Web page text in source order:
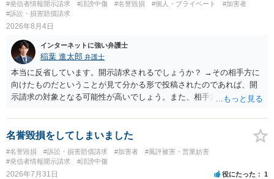
#発信者情報開示請求 #誹謗中傷 #名誉毀損 #個人・プライベート
#加害者
#訴訟・損害賠償請求
2026年8月4日
インターネットに強い弁護士
稲葉 進太郎 弁護士
本当に反省しています。開示請求されるでしょうか？ →その相手方に
向けたものだということが見て分かる形で投稿されたのであれば、開
示請求の対象となる可能性が高いでしょう。また、相手方の投稿した
と存じます。発信者情報開示請求が進むと、投稿に使った回線の契約
者のところに、意見照会がなされます。アカウント情報開示の場合
は、アカウントの登録メールに意見照会がなされます。 また、された
場合賠償金はいくらでしょうか。 →ケースバイケースであり、数万円
から１００万単位まで様々でしょう。裁判外であれば交渉して相手方
名誉毀損をしてしまいました
#名誉毀損 #訴訟・損害賠償請求 #加害者
#風評被害・営業妨害
#発信者情報開示請求
#誹謗中傷
2026年7月31日 役にたった 1